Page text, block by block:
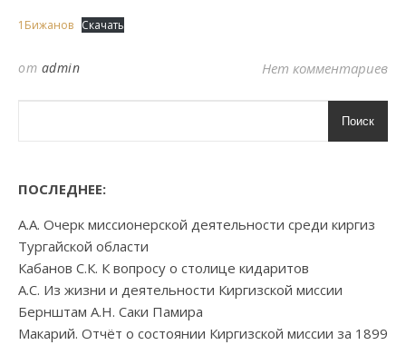
1Бижанов Скачать
от admin Нет комментариев
Поиск
ПОСЛЕДНЕЕ:
А.А. Очерк миссионерской деятельности среди киргиз
Тургайской области
Кабанов С.К. К вопросу о столице кидаритов
А.С. Из жизни и деятельности Киргизской миссии
Бернштам А.Н. Саки Памира
Макарий. Отчёт о состоянии Киргизской миссии за 1899